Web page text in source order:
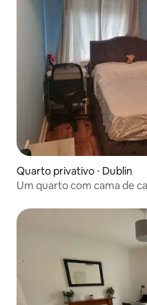
Quarto privativo ⋅ Dublin
Um quarto com cama de